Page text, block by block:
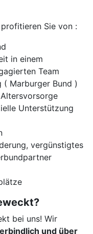
Sie von :
in einem
Team
Marburger Bund )
Unterstützung
vergünstigtes
bei uns! Wir
und über